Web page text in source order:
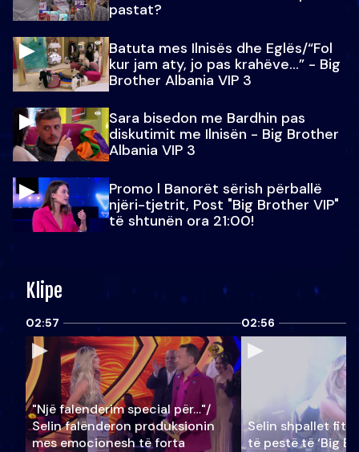
pastat?
Batuta mes Ilnisës dhe Eglës/“Fol
kur jam aty, jo pas krahëve…” - Big
Brother Albania VIP 3
Sara bisedon me Bardhin pas
diskutimit me Ilnisën - Big Brother
Albania VIP 3
Promo l Banorët sërish përballë
njëri-tjetrit, Post "Big Brother VIP"
të shtunën ora 21:00!
Klipe
02:57
"Një falenderim special për…"/
Selin falënderon produksionin
mes emocionesh të forta
02:56
Selin shpallet
të pestë të ‘Big